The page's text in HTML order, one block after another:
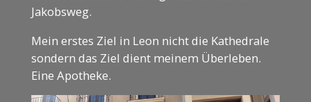
Jakobsweg.
Mein erstes Ziel in Leon nicht die Kathedrale
sondern das Ziel dient meinem Überleben.
Eine Apotheke.